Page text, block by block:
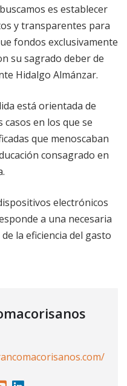
es establecer
y transparentes para
fondos exclusivamente
su sagrado deber de
Hidalgo Almánzar.
está orientada de
en los que se
que menoscaban
consagrado en
electrónicos
a una necesaria
la eficiencia del gasto